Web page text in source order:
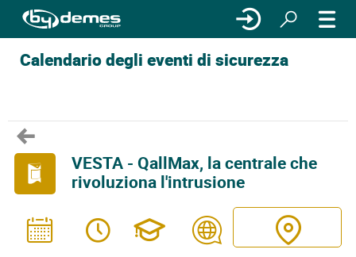
Calendario degli eventi di sicurezza
VESTA - QallMax, la centrale che
rivoluziona l'intrusione